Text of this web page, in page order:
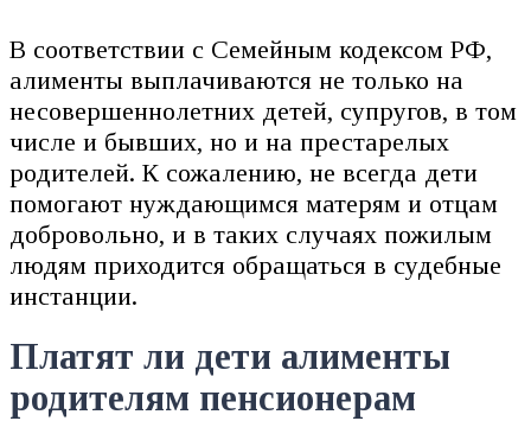
В соответствии с Семейным кодексом РФ,
алименты выплачиваются не только на
несовершеннолетних детей, супругов, в том
числе и бывших, но и на престарелых
родителей. К сожалению, не всегда дети
помогают нуждающимся матерям и отцам
добровольно, и в таких случаях пожилым
людям приходится обращаться в судебные
инстанции.
Платят ли дети алименты
родителям пенсионерам